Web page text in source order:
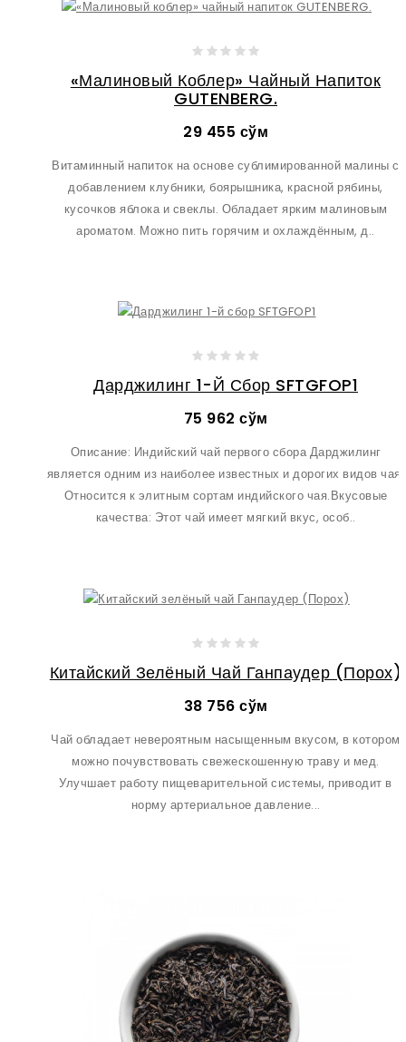
«Малиновый Коблер» Чайный Напиток
GUTENBERG.
29 455 сўм
Витаминный напиток на основе сублимированной малины с
добавлением клубники, боярышника, красной рябины,
кусочков яблока и свеклы. Обладает ярким малиновым
ароматом. Можно пить горячим и охлаждённым, д..
Дарджилинг 1-Й Сбор SFTGFOP1
75 962 сўм
Описание: Индийский чай первого сбора Дарджилинг
является одним из наиболее известных и дорогих видов чая.
Относится к элитным сортам индийского чая.Вкусовые
качества: Этот чай имеет мягкий вкус, особ..
Китайский Зелёный Чай Ганпаудер (Порох)
38 756 сўм
Чай обладает невероятным насыщенным вкусом, в котором
можно почувствовать свежескошенную траву и мед.
Улучшает работу пищеварительной системы, приводит в
норму артериальное давление...